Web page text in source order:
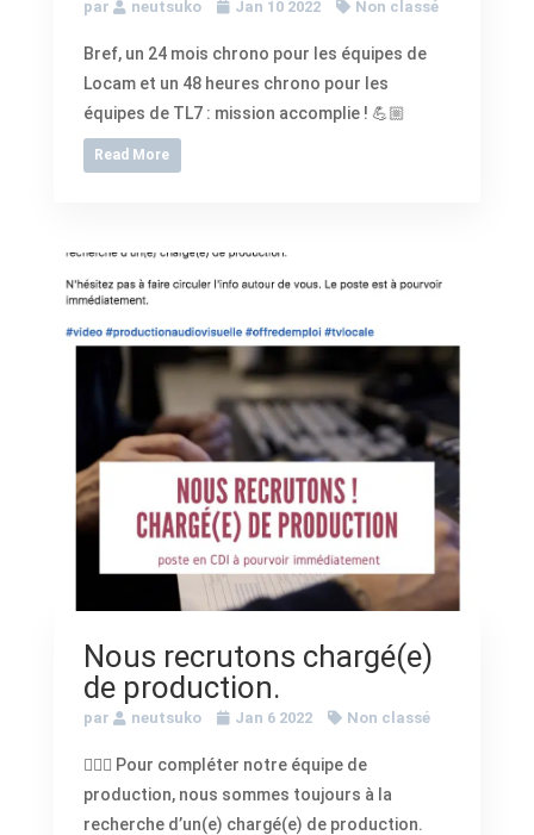
par neutsuko Jan 10 2022 Non classé
Bref, un 24 mois chrono pour les équipes de
Locam et un 48 heures chrono pour les
équipes de TL7 : mission accomplie ! 💪🏼
Read More
Nous recrutons chargé(e)
de production.
par neutsuko Jan 6 2022 Non classé
🕵🏽‍♀️ Pour compléter notre équipe de
production, nous sommes toujours à la
recherche d’un(e) chargé(e) de production.